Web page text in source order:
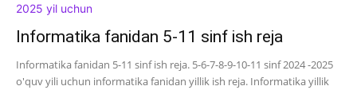
Informatika fanidan 5-11 sinf ish reja
Informatika fanidan 5-11 sinf ish reja. 5-6-7-8-9-10-11 sinf 2024 -2025
o'quv yili uchun informatika fanidan yillik ish reja. Informatika yillik